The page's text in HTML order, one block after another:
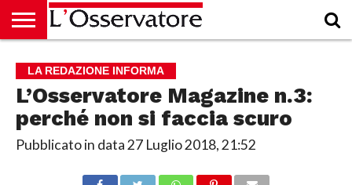
CULTURA
ECONOMIA
RUBRICHE
ARCHIVIO
PODCAST
ABBONAMENTO
CHI
SIAMO
ACCEDI
LA REDAZIONE INFORMA
L’Osservatore Magazine n.3:
perché non si faccia scuro
Pubblicato in data27 Luglio 2018, 21:52